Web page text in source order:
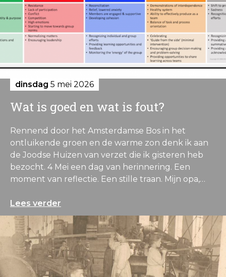
dinsdag 5 mei 2026
Wat is goed en wat is fout?
Rennend door het Amsterdamse Bos in het
ontluikende groen en de warme zon denk ik aan
de Joodse Huizen van verzet die ik gisteren heb
bezocht. 4 Mei een dag van herinnering. Een
moment van reflectie. Een stille traan. Mijn opa,…
Lees verder